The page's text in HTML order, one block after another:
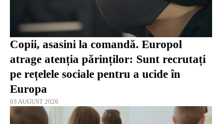
Copii, asasini la comandă. Europol
atrage atenția părinților: Sunt recrutați
pe rețelele sociale pentru a ucide în
Europa
03 AUGUST 2026